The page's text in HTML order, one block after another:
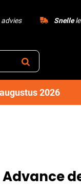
Snelle
2026
Advance